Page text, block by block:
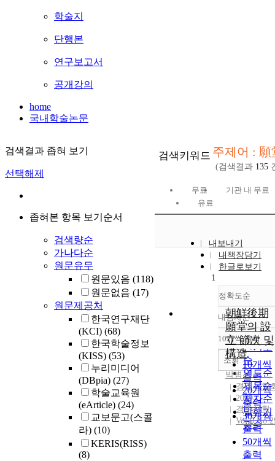
학술지
단행본
연구보고서
공개강의
home
국내학술논문
검색결과 좁혀 보기
선택해제
좁혀본 항목 보기순서
검색량순
가나다순
원문유무
원문있음 (118)
원문없음 (17)
원문제공처
한국연구재단
(KCI) (68)
한국학술정보
(KISS) (53)
누리미디어
(DBpia) (27)
학술교육원
(eArticle) (24)
교보문고(스콜
라) (10)
KERIS(RISS)
(8)
검색키워드 주제어 : 願
(검색결과 135
무료
기관 내 무료
유료
내보내기
내책장담기
한글로보기
정확도순
정확도
순
인기도
순
연도순
제목순
저자순
발행기
관순
내림차순
내림차
10개씩 출력
10개씩
출력
20개씩
출력
30개씩
출력
50개씩
출력
조회
1
朝鮮後期
願堂의 設
立 節次 및
構造
박병선
경주사학
2009
경주사학
Vol.0